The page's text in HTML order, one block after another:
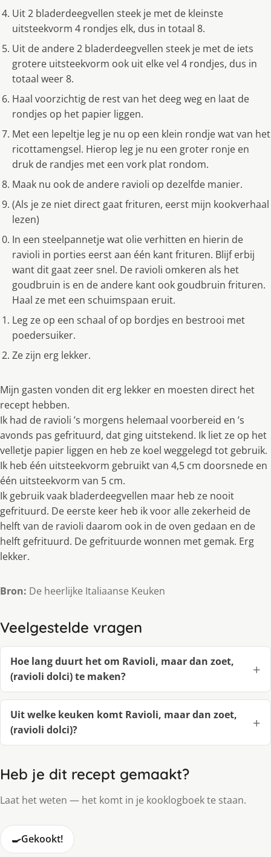
Uit 2 bladerdeegvellen steek je met de kleinste
uitsteekvorm 4 rondjes elk, dus in totaal 8.
Uit de andere 2 bladerdeegvellen steek je met de iets
grotere uitsteekvorm ook uit elke vel 4 rondjes, dus in
totaal weer 8.
Haal voorzichtig de rest van het deeg weg en laat de
rondjes op het papier liggen.
Met een lepeltje leg je nu op een klein rondje wat van het
ricottamengsel. Hierop leg je nu een groter ronje en
druk de randjes met een vork plat rondom.
Maak nu ook de andere ravioli op dezelfde manier.
(Als je ze niet direct gaat frituren, eerst mijn kookverhaal
lezen)
In een steelpannetje wat olie verhitten en hierin de
ravioli in porties eerst aan één kant frituren. Blijf erbij
want dit gaat zeer snel. De ravioli omkeren als het
goudbruin is en de andere kant ook goudbruin frituren.
Haal ze met een schuimspaan eruit.
Leg ze op een schaal of op bordjes en bestrooi met
poedersuiker.
Ze zijn erg lekker.
Mijn gasten vonden dit erg lekker en moesten direct het
recept hebben.
Ik had de ravioli ’s morgens helemaal voorbereid en ’s
avonds pas gefrituurd, dat ging uitstekend. Ik liet ze op het
velletje papier liggen en heb ze koel weggelegd tot gebruik.
Ik heb één uitsteekvorm gebruikt van 4,5 cm doorsnede en
één uitsteekvorm van 5 cm.
Ik gebruik vaak bladerdeegvellen maar heb ze nooit
gefrituurd. De eerste keer heb ik voor alle zekerheid de
helft van de ravioli daarom ook in de oven gedaan en de
helft gefrituurd. De gefrituurde wonnen met gemak. Erg
lekker.
Bron: De heerlijke Italiaanse Keuken
Veelgestelde vragen
Hoe lang duurt het om Ravioli, maar dan zoet,
(ravioli dolci) te maken?
Uit welke keuken komt Ravioli, maar dan zoet,
(ravioli dolci)?
Heb je dit recept gemaakt?
Laat het weten — het komt in je kooklogboek te staan.
🍳Gekookt!